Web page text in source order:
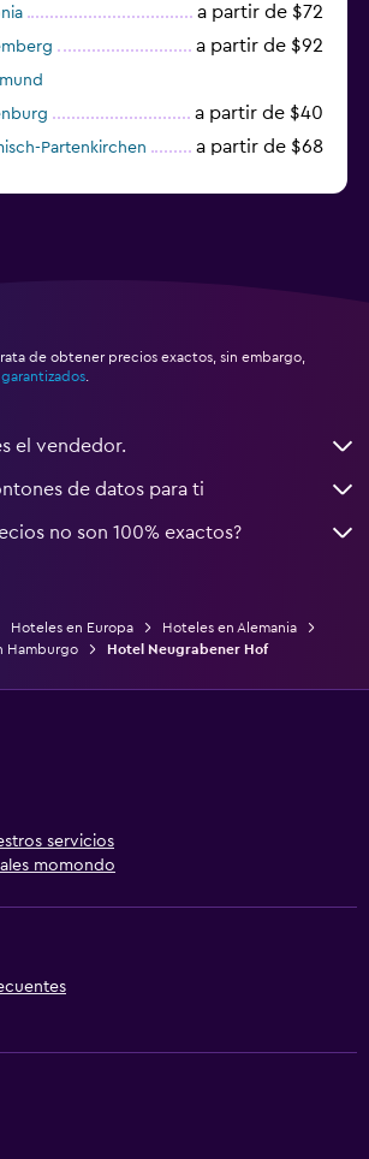
a partir de $72
a partir de $92
a partir de $40
Partenkirchen a partir de $68
de obtener precios exactos, sin embargo,
el vendedor.
de datos para ti
no son 100% exactos?
Hoteles en Europa
Hoteles en Alemania
Hamburgo
Hotel Neugrabener Hof
servicios
momondo